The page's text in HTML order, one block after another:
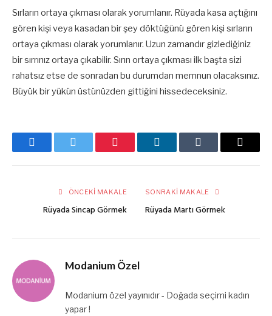
Sırların ortaya çıkması olarak yorumlanır. Rüyada kasa açtığını
gören kişi veya kasadan bir şey döktüğünü gören kişi sırların
ortaya çıkması olarak yorumlanır. Uzun zamandır gizlediğiniz
bir sırrınız ortaya çıkabilir. Sırın ortaya çıkması ilk başta sizi
rahatsız etse de sonradan bu durumdan memnun olacaksınız.
Büyük bir yükün üstünüzden gittiğini hissedeceksiniz.
FacebookTwitter Pinterest LinkedInTumblr
E-
ÖNCEKI MAKALE
Rüyada Sincap Görmek
SONRAKI MAKALE
Rüyada Martı Görmek
Modanium Özel
Modanium özel yayınıdır - Doğada seçimi kadın
yapar !